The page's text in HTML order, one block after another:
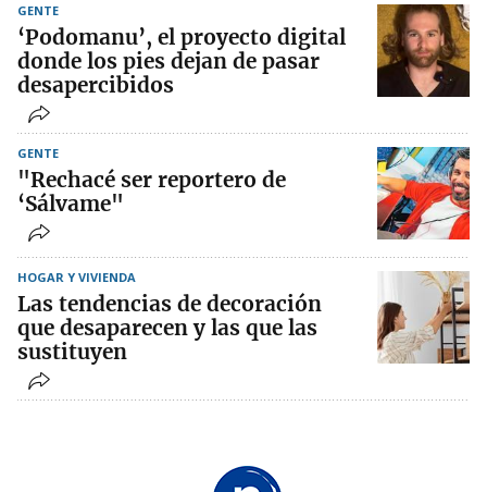
GENTE
‘Podomanu’, el proyecto digital
donde los pies dejan de pasar
desapercibidos
GENTE
"Rechacé ser reportero de
‘Sálvame"
HOGAR Y VIVIENDA
Las tendencias de decoración
que desaparecen y las que las
sustituyen